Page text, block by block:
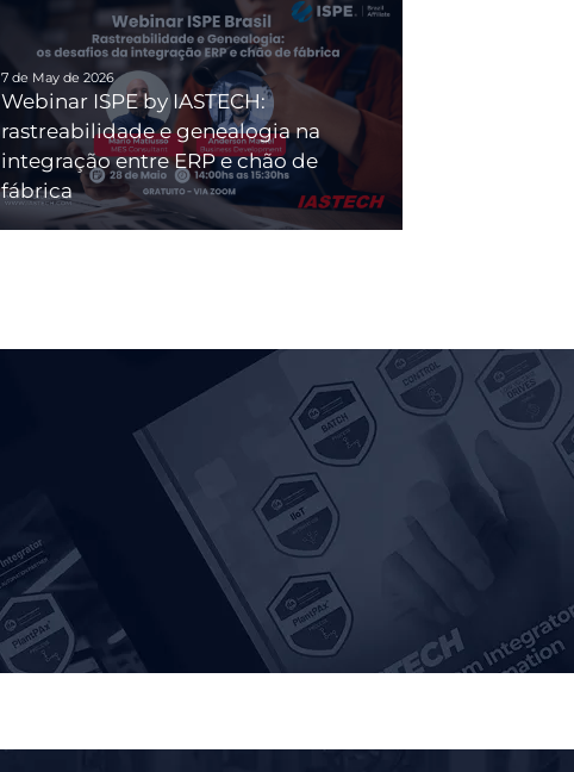
7 de May de 2026
Webinar ISPE by IASTECH:
rastreabilidade e genealogia na
integração entre ERP e chão de
fábrica